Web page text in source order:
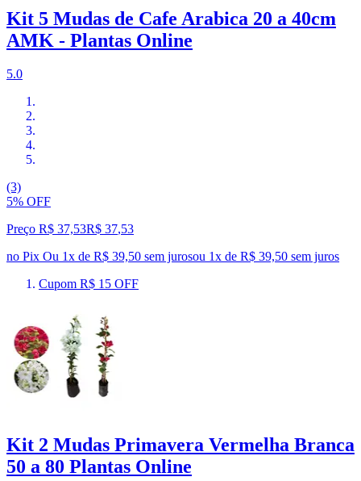
Kit 5 Mudas de Cafe Arabica 20 a 40cm
AMK - Plantas Online
5.0
(3)
5% OFF
Preço R$ 37,53R$ 37,53
no Pix Ou 1x de R$ 39,50 sem jurosou 1x de R$ 39,50 sem juros
Cupom R$ 15 OFF
Kit 2 Mudas Primavera Vermelha Branca
50 a 80 Plantas Online